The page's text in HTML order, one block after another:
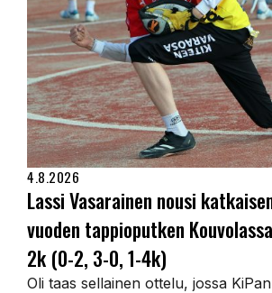
4.8.2026
Lassi Vasarainen nousi
vuoden tappioputken
2k (0-2, 3-0, 1-4k)
Oli taas sellainen ottelu, jossa